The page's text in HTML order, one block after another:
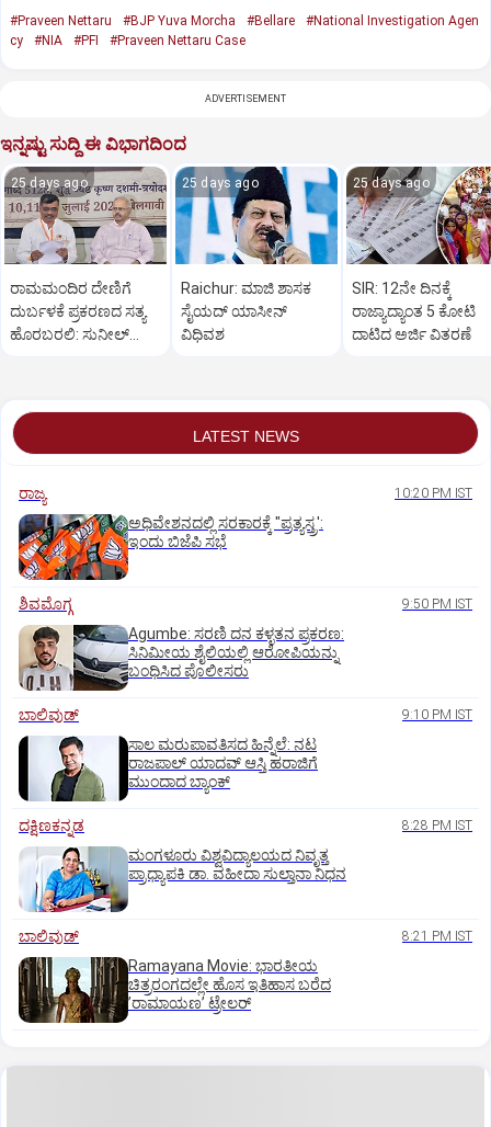
#Praveen Nettaru #BJP Yuva Morcha #Bellare
#National Investigation Agen
cy
#NIA #PFI #Praveen Nettaru Case
ADVERTISEMENT
ಇನ್ನಷ್ಟು ಸುದ್ದಿ ಈ ವಿಭಾಗದಿಂದ
25 days ago
ರಾಮಮಂದಿರ ದೇಣಿಗೆ
ದುರ್ಬಳಕೆ ಪ್ರಕರಣದ ಸತ್ಯ
ಹೊರಬರಲಿ: ಸುನೀಲ್
25 days ago
Raichur: ಮಾಜಿ ಶಾಸಕ
ಸೈಯದ್ ಯಾಸೀನ್
ವಿಧಿವಶ
25 days ago
SIR: 12ನೇ ದಿನಕ್ಕೆ
ರಾಜ್ಯಾದ್ಯಾಂತ 5 ಕೋಟಿ‌
ದಾಟಿದ ಅರ್ಜಿ ವಿತರಣೆ
LATEST NEWS
ರಾಜ್ಯ 10:20 PM IST
ಅಧಿವೇಶನದಲ್ಲಿ ಸರಕಾರಕ್ಕೆ "ಪ್ರತ್ಯಸ್ತ್ರ':
ಇಂದು ಬಿಜೆಪಿ ಸಭೆ
ಶಿವಮೊಗ್ಗ 9:50 PM IST
Agumbe: ಸರಣಿ ದನ ಕಳ್ಳತನ ಪ್ರಕರಣ:
ಸಿನಿಮೀಯ ಶೈಲಿಯಲ್ಲಿ ಆರೋಪಿಯನ್ನು
ಬಂಧಿಸಿದ ಪೊಲೀಸರು
ಬಾಲಿವುಡ್‌ 9:10 PM IST
ಸಾಲ ಮರುಪಾವತಿಸದ ಹಿನ್ನೆಲೆ: ನಟ
ರಾಜಪಾಲ್ ಯಾದವ್‌ ಆಸ್ತಿ ಹರಾಜಿಗೆ
ಮುಂದಾದ ಬ್ಯಾಂಕ್
ದಕ್ಷಿಣಕನ್ನಡ 8:28 PM IST
ಮಂಗಳೂರು ವಿಶ್ವವಿದ್ಯಾಲಯದ ನಿವೃತ್ತ
ಪ್ರಾಧ್ಯಾಪಕಿ ಡಾ. ವಹೀದಾ ಸುಲ್ತಾನಾ ನಿಧನ
ಬಾಲಿವುಡ್‌ 8:21 PM IST
Ramayana Movie: ಭಾರತೀಯ
ಚಿತ್ರರಂಗದಲ್ಲೇ ಹೊಸ ಇತಿಹಾಸ ಬರೆದ
ʼರಾಮಾಯಣʼ ಟ್ರೇಲರ್